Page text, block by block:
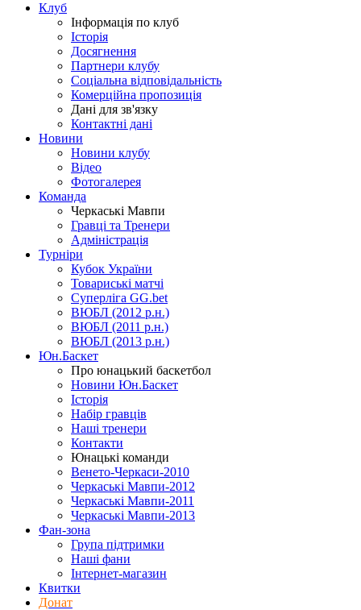
Клуб
Інформація по клуб
Історія
Досягнення
Партнери клубу
Соціальна відповідальність
Комерційна пропозиція
Дані для зв'язку
Контактні дані
Новини
Новини клубу
Відео
Фотогалерея
Команда
Черкаські Мавпи
Гравці та Тренери
Адміністрація
Турніри
Кубок України
Товариські матчі
Суперліга GG.bet
ВЮБЛ (2012 р.н.)
ВЮБЛ (2011 р.н.)
ВЮБЛ (2013 р.н.)
Юн.Баскет
Про юнацький баскетбол
Новини Юн.Баскет
Історія
Набір гравців
Наші тренери
Контакти
Юнацькі команди
Венето-Черкаси-2010
Черкаські Мавпи-2012
Черкаські Мавпи-2011
Черкаські Мавпи-2013
Фан-зона
Група підтримки
Наші фани
Інтернет-магазин
Квитки
Донат